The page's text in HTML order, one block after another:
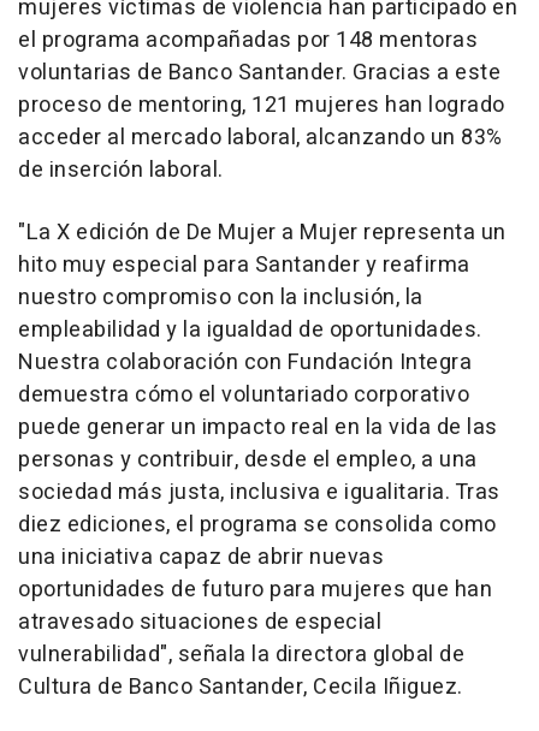
mujeres víctimas de violencia han participado en
el programa acompañadas por 148 mentoras
voluntarias de Banco Santander. Gracias a este
proceso de mentoring, 121 mujeres han logrado
acceder al mercado laboral, alcanzando un 83%
de inserción laboral.
"La X edición de De Mujer a Mujer representa un
hito muy especial para Santander y reafirma
nuestro compromiso con la inclusión, la
empleabilidad y la igualdad de oportunidades.
Nuestra colaboración con Fundación Integra
demuestra cómo el voluntariado corporativo
puede generar un impacto real en la vida de las
personas y contribuir, desde el empleo, a una
sociedad más justa, inclusiva e igualitaria. Tras
diez ediciones, el programa se consolida como
una iniciativa capaz de abrir nuevas
oportunidades de futuro para mujeres que han
atravesado situaciones de especial
vulnerabilidad", señala la directora global de
Cultura de Banco Santander, Cecila Iñiguez.